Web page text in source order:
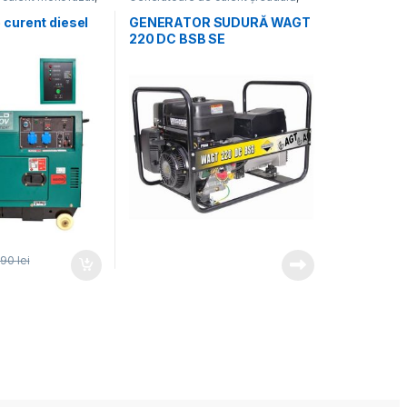
curent diesel
cu
5.5
lei
GENERATOR SUDURĂ WAGT
220 DC BSB SE